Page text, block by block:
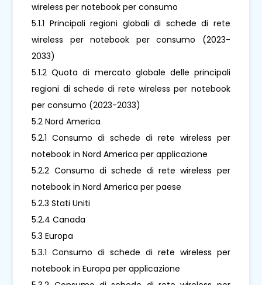
wireless per notebook per consumo
5.1.1 Principali regioni globali di schede di rete
wireless per notebook per consumo (2023-
2033)
5.1.2 Quota di mercato globale delle principali
regioni di schede di rete wireless per notebook
per consumo (2023-2033)
5.2 Nord America
5.2.1 Consumo di schede di rete wireless per
notebook in Nord America per applicazione
5.2.2 Consumo di schede di rete wireless per
notebook in Nord America per paese
5.2.3 Stati Uniti
5.2.4 Canada
5.3 Europa
5.3.1 Consumo di schede di rete wireless per
notebook in Europa per applicazione